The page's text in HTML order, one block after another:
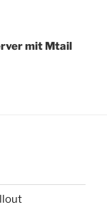
mit Mtail